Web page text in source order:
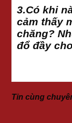
3.Có khi
cảm thấy
chăng?
đổ đầy
Tin cùng